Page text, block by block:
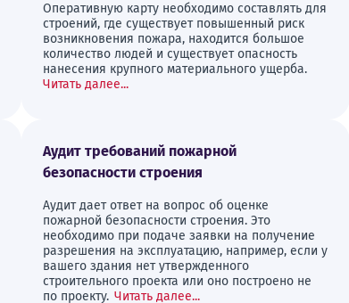
Оперативную карту необходимо составлять для
строений, где существует повышенный риск
возникновения пожара, находится большое
количество людей и существует опасность
нанесения крупного материального ущерба.
Читать далее...
Аудит требований пожарной
безопасности строения
Аудит дает ответ на вопрос об оценке
пожарной безопасности строения. Это
необходимо при подаче заявки на получение
разрешения на эксплуатацию, например, если у
вашего здания нет утвержденного
строительного проекта или оно построено не
по проекту. Читать далее...